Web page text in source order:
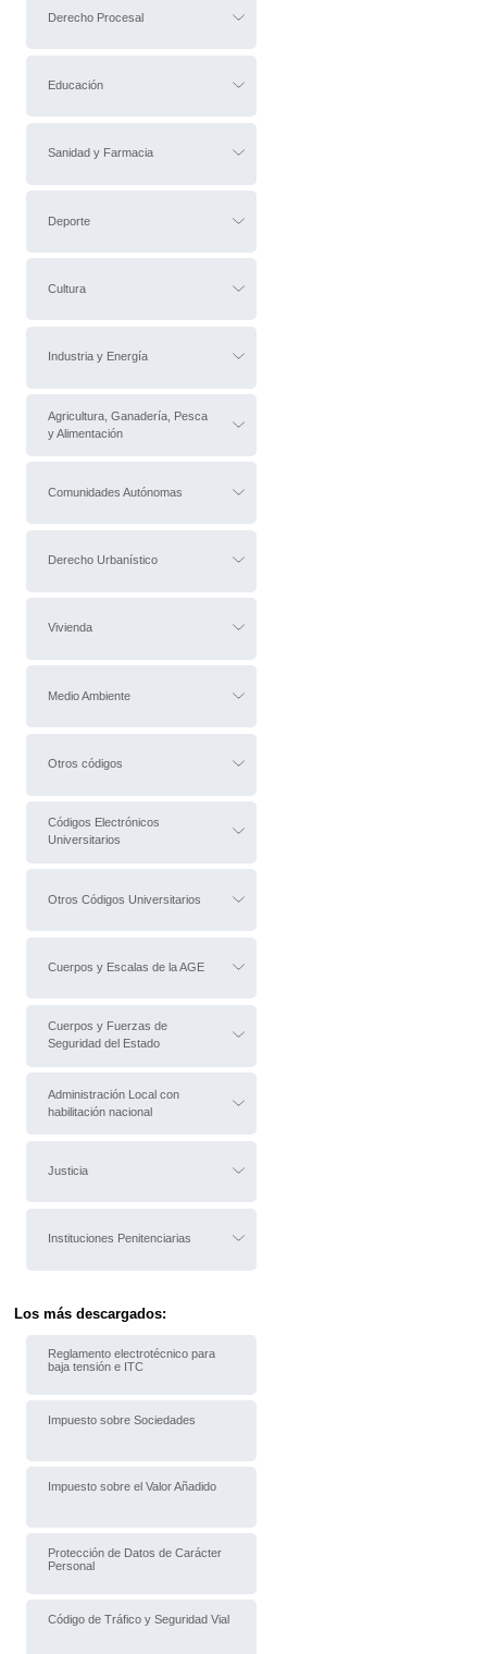
Derecho Procesal
Educación
Sanidad y Farmacia
Deporte
Cultura
Industria y Energía
Agricultura, Ganadería, Pesca
y Alimentación
Comunidades Autónomas
Derecho Urbanístico
Vivienda
Medio Ambiente
Otros códigos
Códigos Electrónicos
Universitarios
Otros Códigos Universitarios
Cuerpos y Escalas de la AGE
Cuerpos y Fuerzas de
Seguridad del Estado
Administración Local con
habilitación nacional
Justicia
Instituciones Penitenciarias
Los más descargados:
Reglamento electrotécnico para
baja tensión e ITC
Impuesto sobre Sociedades
Impuesto sobre el Valor Añadido
Protección de Datos de Carácter
Personal
Código de Tráfico y Seguridad Vial